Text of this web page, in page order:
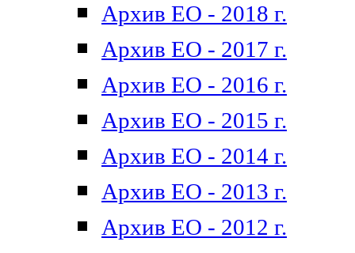
Архив ЕО - 2018 г.
Архив ЕО - 2017 г.
Архив ЕО - 2016 г.
Архив ЕО - 2015 г.
Архив ЕО - 2014 г.
Архив ЕО - 2013 г.
Архив ЕО - 2012 г.